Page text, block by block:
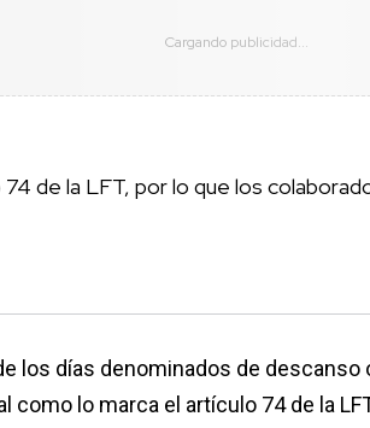
de la LFT, por lo que los
los días denominados de descanso
como lo marca el artículo 74 de la